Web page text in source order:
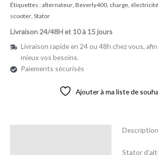
Étiquettes :alternateur Beverly400 charge électricité
scooter Stator
Livraison 24/48H et 10 à 15 jours
Livraison rapide en 24 ou 48h chez vous,
mieux vos besoins.
Paiements sécurisés
Ajouter à ma liste de
Stator